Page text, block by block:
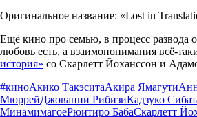
Оригинальное название: «Lost in
Ещё кино про семью, в процесс развода
любовь есть, а взаимопонимания всё-
история» со Скарлетт Йоханссон и
#киноАкико ТакэситаАкира Ямагути
МюррейДжованни РибизиКадзуко
МинамимагоеРюитиро БабаСкарлетт